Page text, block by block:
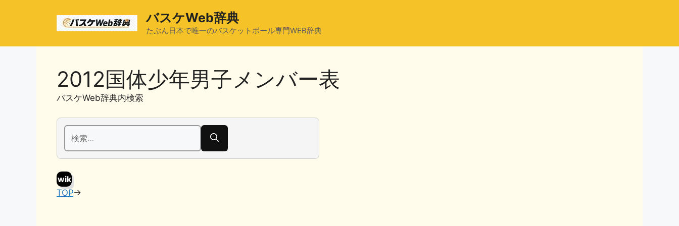
バスケWeb辞典
たぶん日本で唯一のバスケットボール専門WEB辞典
2012国体少年男子メンバー表
バスケWeb辞典内検索
検
索:
wik
i
TOP→